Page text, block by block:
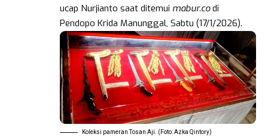
ucap Nurjianto saat ditemui mabur.codi
Pendopo Krida Manunggal, Sabtu (17/1/2026).
Koleksi pameran Tosan Aji. (Foto: Azka Qintory)